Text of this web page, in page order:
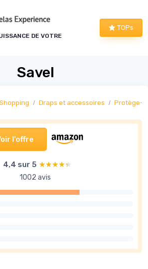
DE VOTRE
TOPs
Savel
Shopping Draps et accessoires Protège-
l'offre
4,4 sur 5 ★★★★★
★★★★★
1002 avis
cookies